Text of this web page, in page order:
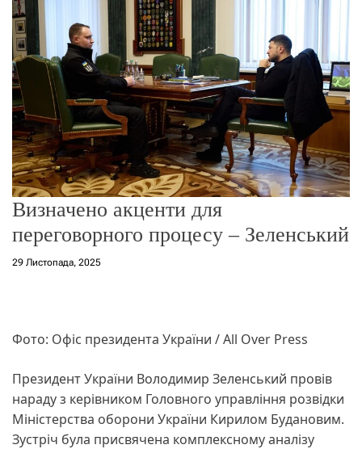
е
ж
и
м
у
Визначено акценти для
переговорного процесу – Зеленський
29 Листопада, 2025
Фото: Офіс президента України / All Over Press
Президент України Володимир Зеленський провів
нараду з керівником Головного управління розвідки
Міністерства оборони України Кирилом Будановим.
Зустріч була присвячена комплексному аналізу